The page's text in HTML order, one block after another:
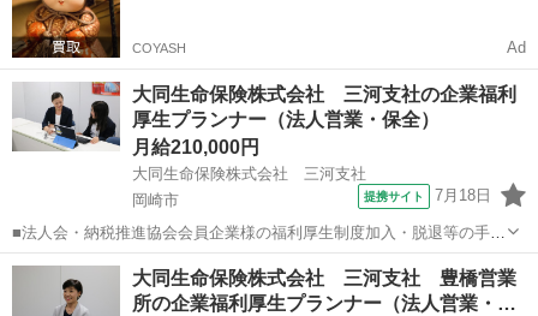
COYASH Ad
大同生命保険株式会社 三河支社の企業福利
厚生プランナー（法人営業・保全）
月給210,000円
大同生命保険株式会社 三河支社
岡崎市
提携サイト 7月18日
■法人会・納税推進協会会員企業様の福利厚生制度加入・脱退等の手続
きなどをお任せします。 家庭訪問ではなく、会員である法人企業様へ
と出向き、当社のお薦めするプランのご案内などがメイン。個人宅訪
問や知人・友人への保険勧誘は一切あ...
愛知 岡崎市 代理店営業
大同生命保険株式会社 三河支社 豊橋営業
所の企業福利厚生プランナー（法人営業・…